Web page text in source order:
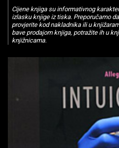
Cijene knjiga su informativnog
izlasku knjige iz tiska. Preporučamo
provjerite kod nakladnika ili u
bave prodajom knjiga, potražite ih u
knjižnicama.